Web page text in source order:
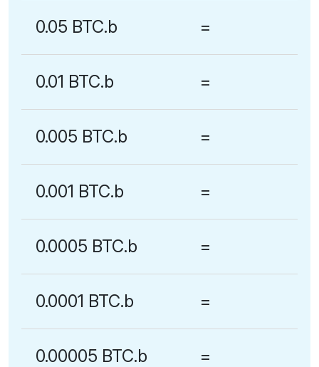
0.05 BTC.b =
0.01 BTC.b =
0.005 BTC.b =
0.001 BTC.b =
0.0005 BTC.b =
0.0001 BTC.b =
0.00005 BTC.b =